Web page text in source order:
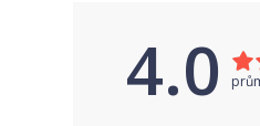
Cena je uvedena za 1 balení sadu
Hračka je vhodná pro děti od 18
4.0